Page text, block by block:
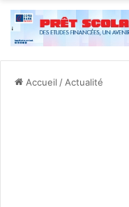
Accueil / Actualité